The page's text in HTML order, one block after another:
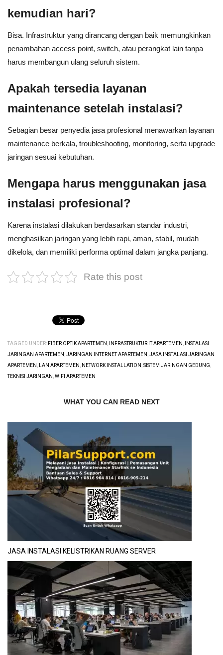
kemudian hari?
Bisa. Infrastruktur yang dirancang dengan baik memungkinkan
penambahan access point, switch, atau perangkat lain tanpa
harus membangun ulang seluruh sistem.
Apakah tersedia layanan
maintenance setelah instalasi?
Sebagian besar penyedia jasa profesional menawarkan layanan
maintenance berkala, troubleshooting, monitoring, serta upgrade
jaringan sesuai kebutuhan.
Mengapa harus menggunakan jasa
instalasi profesional?
Karena instalasi dilakukan berdasarkan standar industri,
menghasilkan jaringan yang lebih rapi, aman, stabil, mudah
dikelola, dan memiliki performa optimal dalam jangka panjang.
Rate this post
TAGGED UNDER: FIBER OPTIK APARTEMEN INFRASTRUKTUR IT APARTEMEN
INSTALASI
JARINGAN APARTEMEN JARINGAN INTERNET APARTEMEN JASA INSTALASI JARINGAN
APARTEMEN
LAN APARTEMEN NETWORK INSTALLATION SISTEM JARINGAN GEDUNG
TEKNISI JARINGAN WIFI APARTEMEN
WHAT YOU CAN READ NEXT
JASA INSTALASI KELISTRIKAN RUANG SERVER